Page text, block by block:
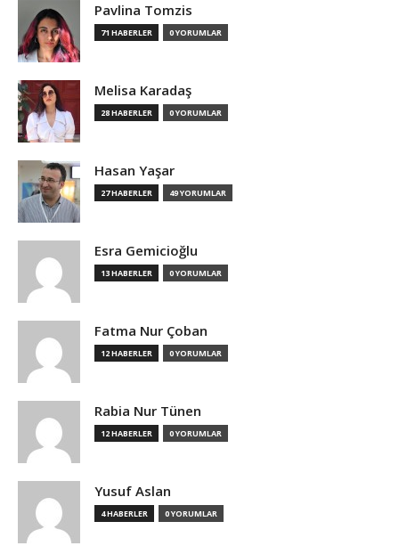
Pavlina Tomzis
71 HABERLER 0 YORUMLAR
Melisa Karadaş
28 HABERLER 0 YORUMLAR
Hasan Yaşar
27 HABERLER 49 YORUMLAR
Esra Gemicioğlu
13 HABERLER 0 YORUMLAR
Fatma Nur Çoban
12 HABERLER 0 YORUMLAR
Rabia Nur Tünen
12 HABERLER 0 YORUMLAR
Yusuf Aslan
4 HABERLER 0 YORUMLAR